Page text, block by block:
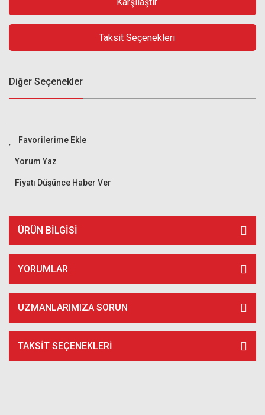
Taksit Seçenekleri
Diğer Seçenekler
Yorum Yaz
Fiyatı Düşünce Haber Ver
ÜRÜN BILGISI
YORUMLAR
UZMANLARIMIZA SORUN
TAKSIT SEÇENEKLERI